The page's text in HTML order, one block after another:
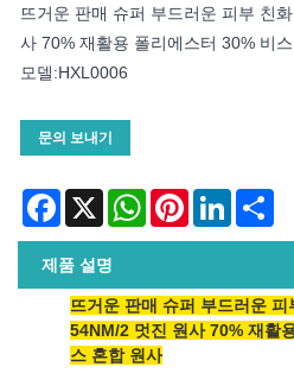
뜨거운 판매 슈퍼 부드러운 피부 친
사 70% 재활용 폴리에스터 30% 비
모델:HXL0006
문의 보내기
Facebook
X WhatsAppPinterestLinkedIn
제품 설명
뜨거운 판매 슈퍼 부드러운
54NM/2 멋진 원사 70% 재활
스 혼합 원사